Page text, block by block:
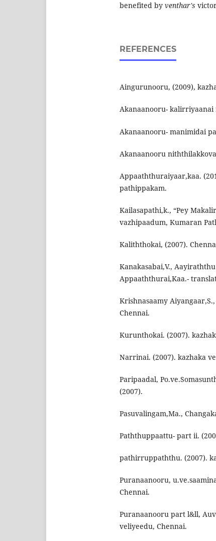
benefited by venthar's
REFERENCES
Aingurunooru, (2009),
Akanaanooru- kalirriyaanai
Akanaanooru- manimidai
Akanaanooru
Appaaththuraiyaar,kaa.
pathippakam.
Kailasapathi,k., “Pey
vazhipaadum, Kumaran
Kaliththokai, (2007).
Kanakasabai,V.,
Appaaththurai,Kaa.-
Krishnasaamy
Chennai.
Kurunthokai. (2007).
Narrinai. (2007). kazhaka
Paripaadal,
(2007).
Pasuvalingam,Ma.,
Paththuppaattu- part ii.
pathirruppaththu. (2007).
Puranaanooru,
Chennai.
Puranaanooru part l&ll,
veliyeedu, Chennai.